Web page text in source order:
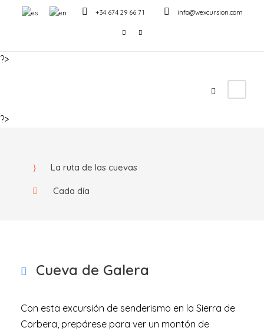
+34 674 29 66 71 info@wexcursion.com
?>
?>
Hiking Cueva de Galera
La ruta de las cuevas
Cada día
Cueva de Galera
Con esta excursión de senderismo en la Sierra de
Corbera, prepárese para ver un montón de